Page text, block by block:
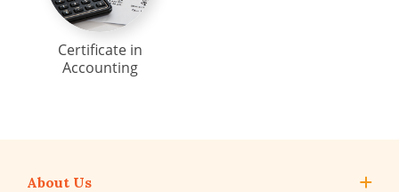
Certificate in
Accounting
About Us